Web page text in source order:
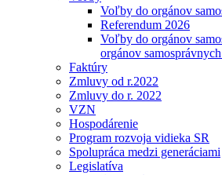
Voľby do orgánov
Referendum 2026
Voľby do orgánov
orgánov
Faktúry
Zmluvy od r.2022
Zmluvy do r. 2022
VZN
Hospodárenie
Program rozvoja vidieka SR
Spolupráca medzi generáciami
Legislatíva